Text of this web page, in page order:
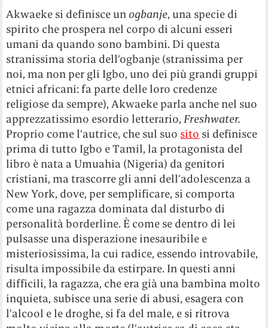
Akwaeke si definisce un ogbanje, una specie di
spirito che prospera nel corpo di alcuni esseri
umani da quando sono bambini. Di questa
stranissima storia dell’ogbanje (stranissima per
noi, ma non per gli Igbo, uno dei più grandi gruppi
etnici africani: fa parte delle loro credenze
religiose da sempre), Akwaeke parla anche nel suo
apprezzatissimo esordio letterario,Freshwater.
Proprio come l’autrice, che sul suo sito si definisce
prima di tutto Igbo e Tamil, la protagonista del
libro è nata a Umuahia (Nigeria) da genitori
cristiani, ma trascorre gli anni dell’adolescenza a
New York, dove, per semplificare, si comporta
come una ragazza dominata dal disturbo di
personalità borderline. È come se dentro di lei
pulsasse una disperazione inesauribile e
misteriosissima, la cui radice, essendo introvabile,
risulta impossibile da estirpare. In questi anni
difficili, la ragazza, che era già una bambina molto
inquieta, subisce una serie di abusi, esagera con
l’alcool e le droghe, si fa del male, e si ritrova